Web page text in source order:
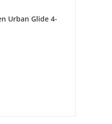
Urban Glide 4-